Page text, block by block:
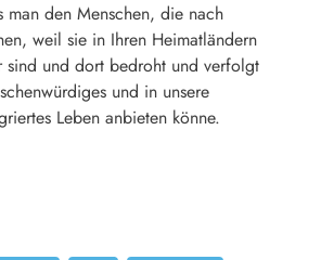
den Menschen, die nach
weil sie in Ihren Heimatländern
sind und dort bedroht und verfolgt
und in unsere
Leben anbieten könne.